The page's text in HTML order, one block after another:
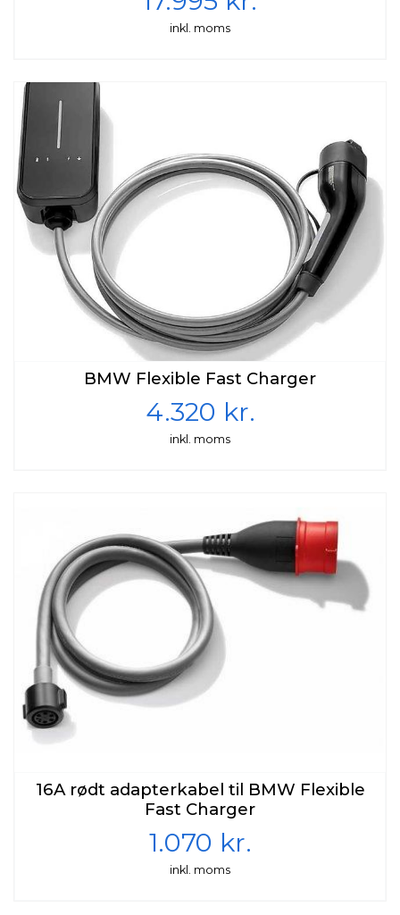
-Variabel rente: 6,49%
Vi kan også tilbyde Fast rente til 7,49%
I samarbejde med IF Forsikring/TopDanmark
kan vi tilbyde dig meget attraktiv
inkl. moms
BMW Flexible Fast Charger
4.320 kr.
inkl. moms
16A rødt adapterkabel til BMW Flexible
Fast Charger
1.070 kr.
inkl. moms